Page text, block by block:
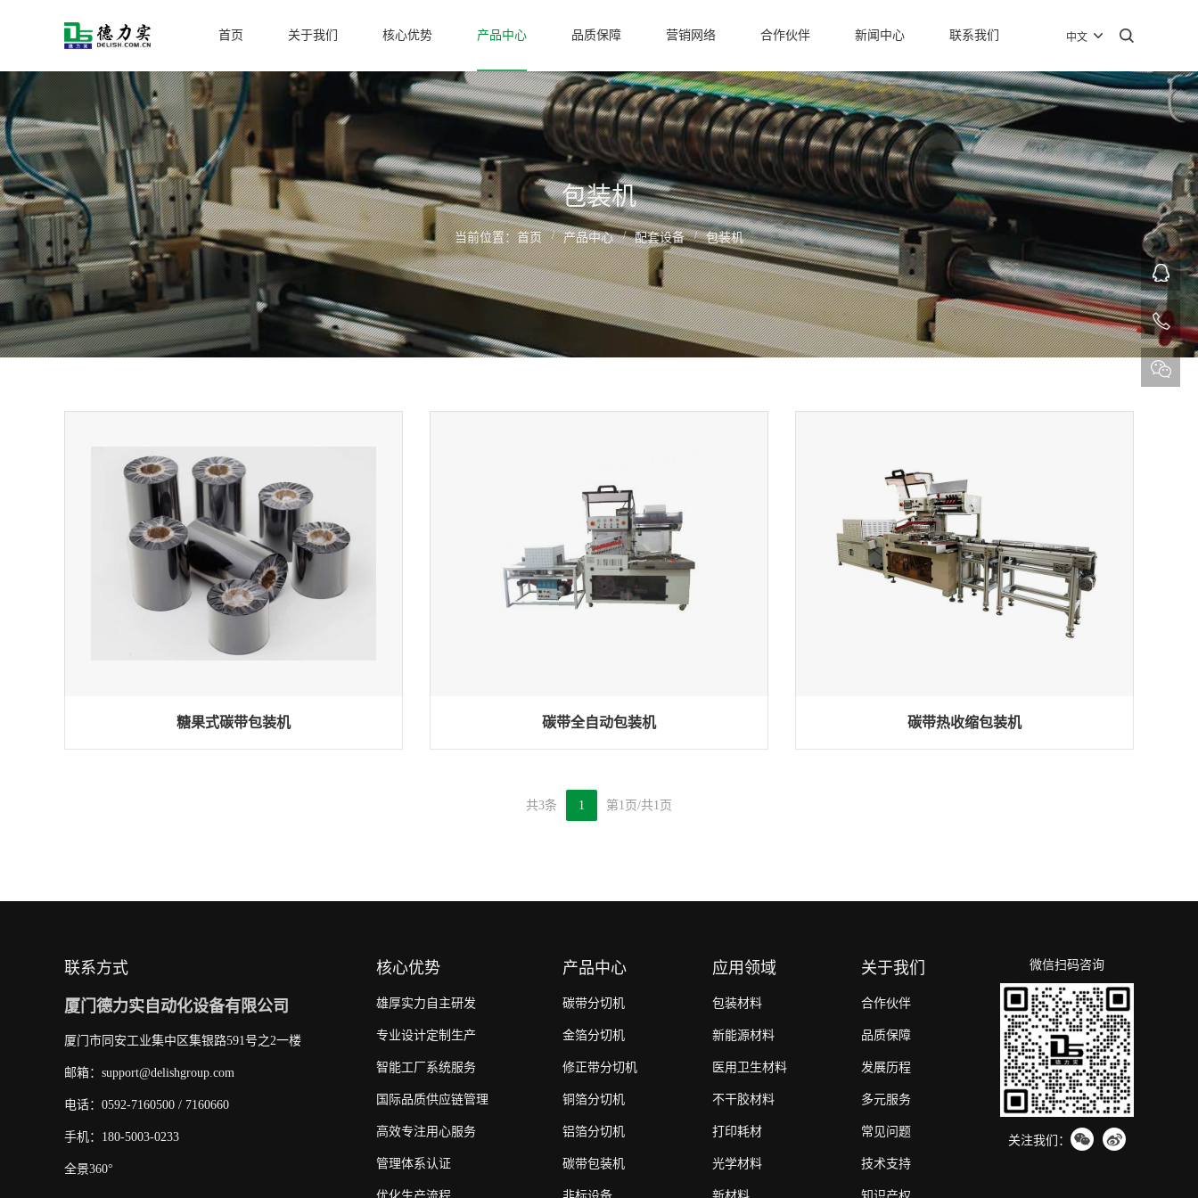
首页 关于我们 核心优势 产品中心 品质保障 营销网络 合作伙伴 新闻中心 联系我们
包装机
当前位置：首页 / 产品中心 / 配套设备 / 包装机
糖果式碳带包装机 碳带全自动包装机 碳带热收缩包装机
共3条 1 第1页/共1页
联系方式
厦门德力实自动化设备有限公司
厦门市同安工业集中区集银路591号之2一楼
邮箱：support@delishgroup.com
电话：0592-7160500 / 7160660
手机：180-5003-0233
全景360°
核心优势
雄厚实力自主研发
专业设计定制生产
智能工厂系统服务
国际品质供应链管理
高效专注用心服务
管理体系认证
产品中心
碳带分切机
金箔分切机
修正带分切机
铜箔分切机
铝箔分切机
碳带包装机
应用领域
包装材料
新能源材料
医用卫生材料
不干胶材料
打印耗材
光学材料
关于我们
合作伙伴
品质保障
发展历程
多元服务
常见问题
技术支持
微信扫码咨询
关注我们：